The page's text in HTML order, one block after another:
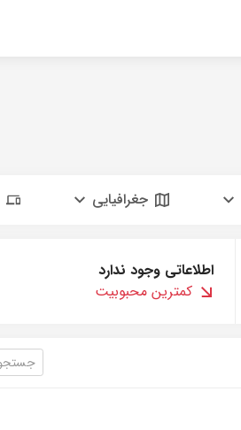
جغرافیایی
اطلاعاتی وجود ندارد
کمترین محبوبیت